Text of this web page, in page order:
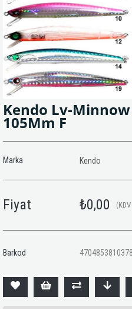
Kendo Lv-
105Mm F
Marka Kendo
Fiyat ₺0,00
Barkod 4704853810378